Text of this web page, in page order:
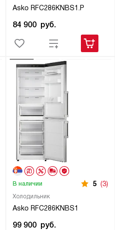
Asko RFC286KNBS1.P
84 900 руб.
Холодильник
Asko RFC286KNBS1
В наличии 5 (3)
99 900 руб.